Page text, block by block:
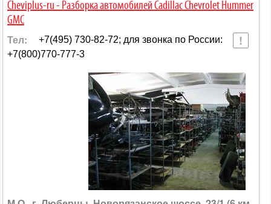
Cheviplus-ru - Разборка автомобилей Cadillac Chevrolet Hummer
GMC
Тел:
+7(495) 730-82-72; для звонка по России:
+7(800)770-777-3